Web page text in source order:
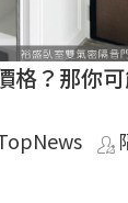
格？那你